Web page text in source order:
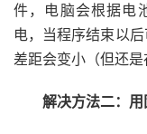
件，电脑会根据电
电，当程序结束以
差距会变小（但还是
解决方法二：用